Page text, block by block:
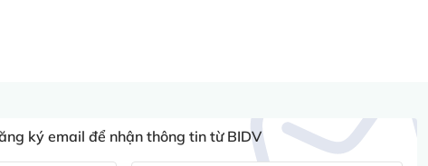
ký email để nhận thông tin từ BIDV